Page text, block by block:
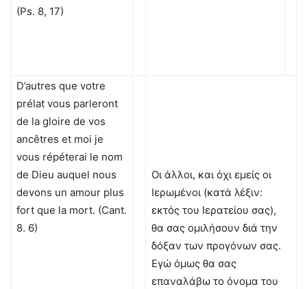
(Ps. 8, 17)
D’autres que votre
prélat vous parleront
de la gloire de vos
ancêtres et moi je
vous répéterai le nom
de Dieu auquel nous
devons un amour plus
fort que la mort. (Cant.
8. 6)
Οι άλλοι, και όχι εμείς οι
Ιερωμένοι (κατά λέξιν:
εκτός του Ιερατείου σας),
θα σας ομιλήσουν διά την
δόξαν των προγόνων σας.
Εγώ όμως θα σας
επαναλάβω το όνομα του